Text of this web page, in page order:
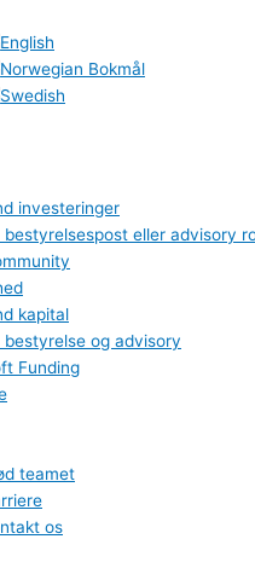
investeringer
bestyrelsespost eller advisory
kapital
bestyrelse og advisory
Funding
teamet
os